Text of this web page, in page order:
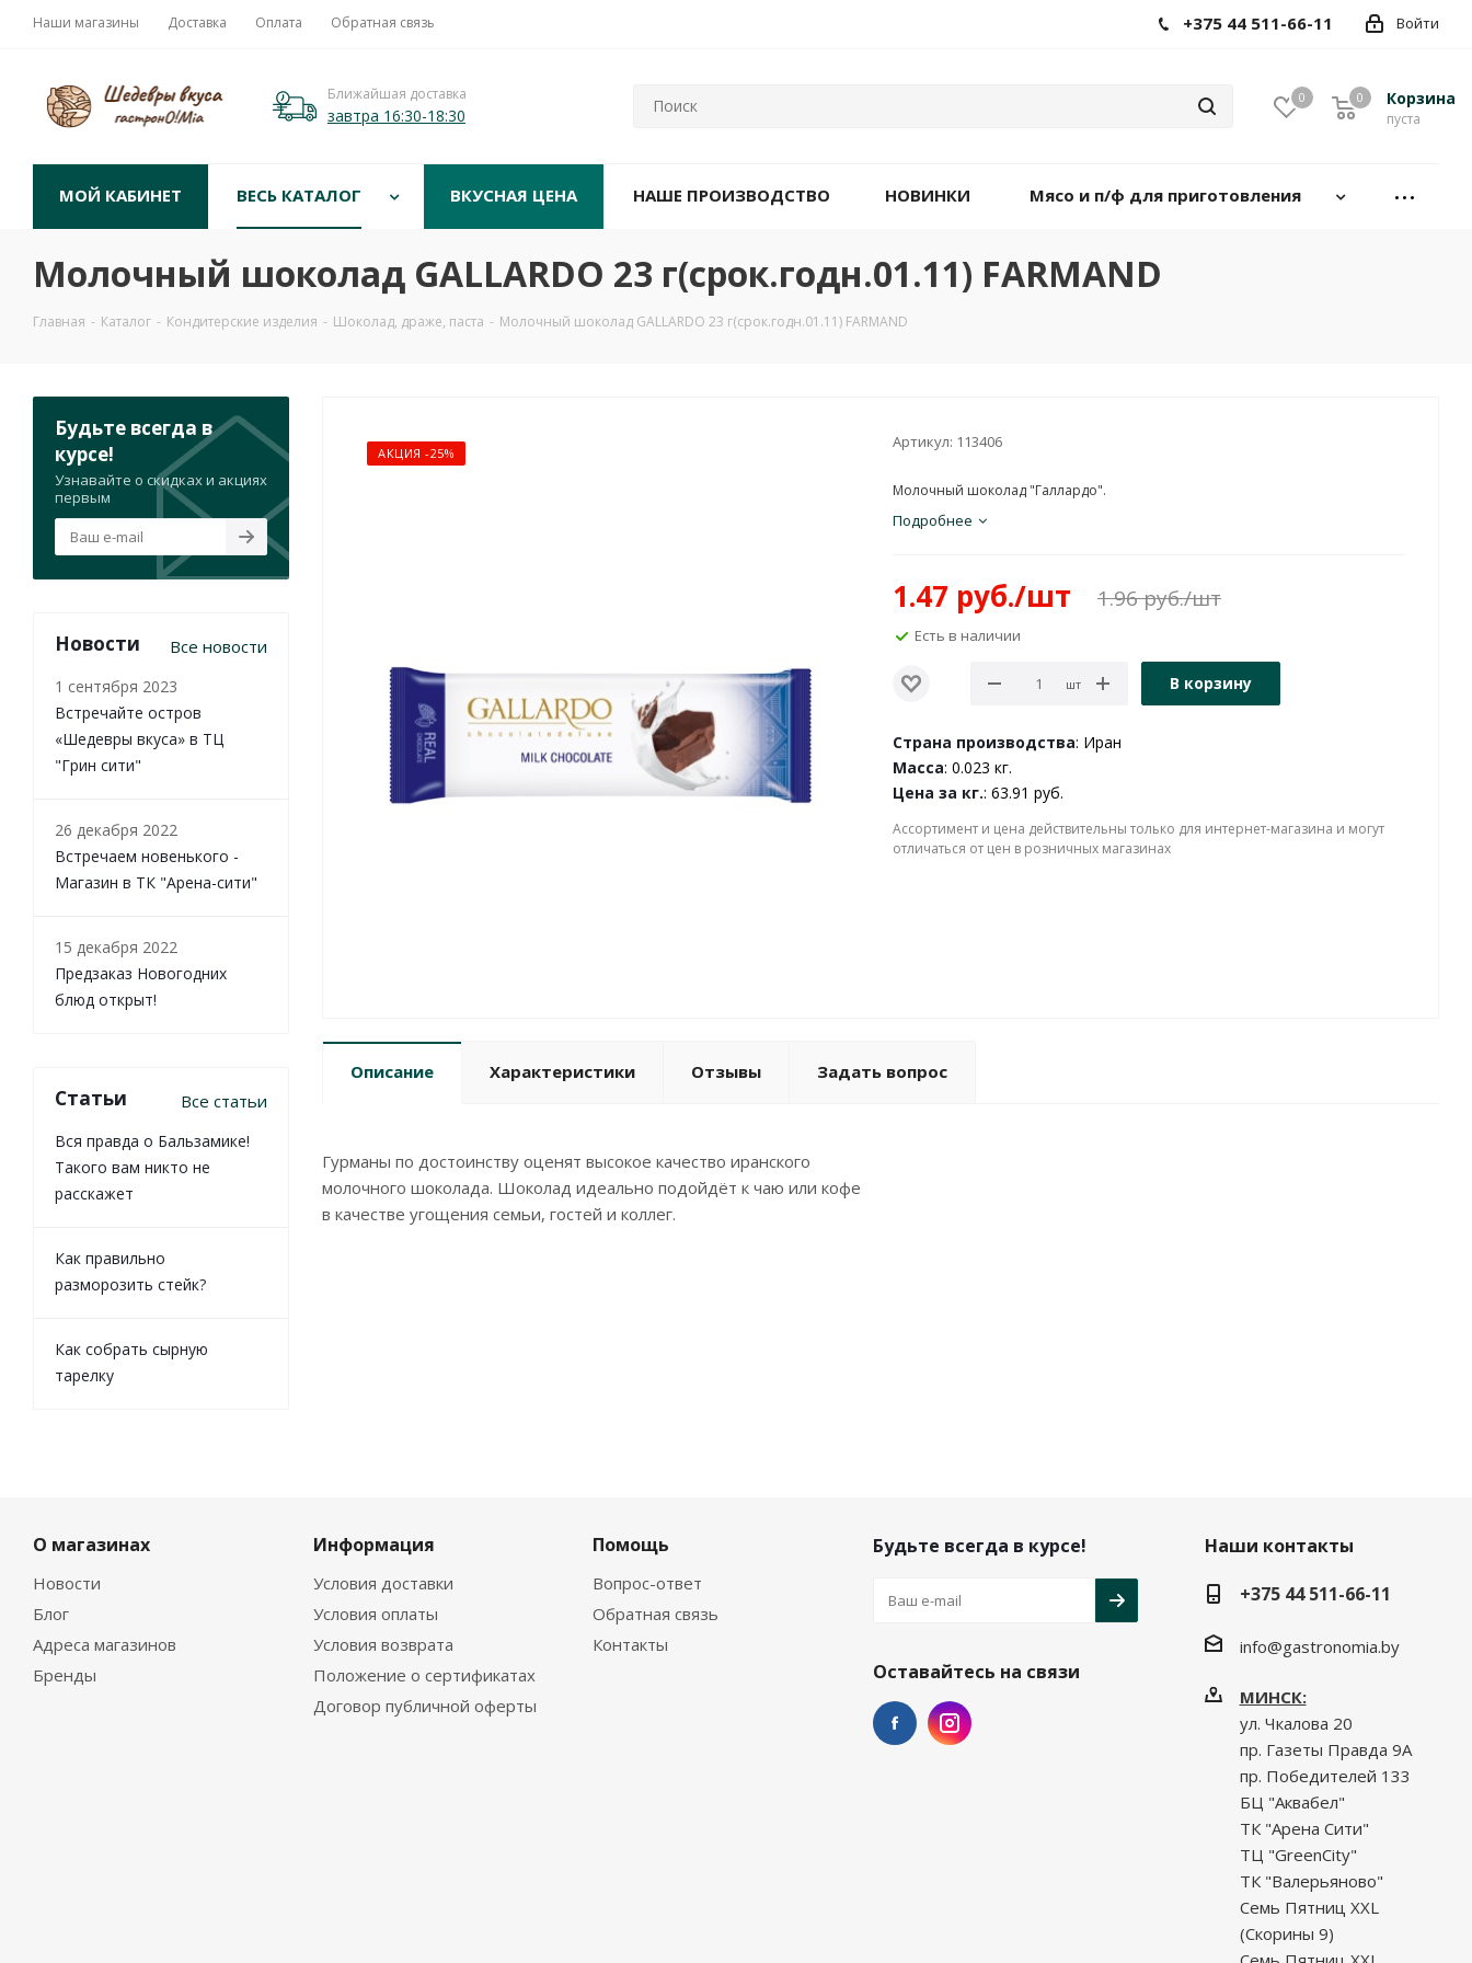
Наши магазины Доставка Оплата Обратная связь Войти
+375 44 511-66-11
Ближайшая доставка
завтра 16:30-18:30
0 Корзина
пуста
0
МОЙ КАБИНЕТ ВЕСЬ КАТАЛОГ ВКУСНАЯ ЦЕНА НАШЕ ПРОИЗВОДСТВО НОВИНКИ Мясо и п/ф для приготовления
Молочный шоколад GALLARDO 23 г(срок.годн.01.11) FARMAND
Главная - Каталог - Кондитерские изделия - Шоколад, драже, паста - Молочный шоколад GALLARDO 23 г(срок.годн.01.11) FARMAND
АКЦИЯ -25%
Артикул: 113406
Молочный шоколад "Галлардо".
Подробнее
1.47 руб./шт 1.96руб./шт
Есть в наличии
шт В корзину
Страна производства: Иран
Масса: 0.023 кг.
Цена за кг.: 63.91 руб.
Ассортимент и цена действительны только для интернет-магазина и могут
отличаться от цен в розничных магазинах
Описание Характеристики Отзывы Задать вопрос
Гурманы по достоинству оценят высокое качество иранского
молочного шоколада. Шоколад идеально подойдёт к чаю или кофе
в качестве угощения семьи, гостей и коллег.
Будьте всегда в
курсе!
Узнавайте о скидках и акциях
первым
Новости Все новости
1 сентября 2023
Встречайте остров
«Шедевры вкуса» в ТЦ
"Грин сити"
26 декабря 2022
Встречаем новенького -
Магазин в ТК "Арена-сити"
15 декабря 2022
Предзаказ Новогодних
блюд открыт!
Статьи Все статьи
Вся правда о Бальзамике!
Такого вам никто не
расскажет
Как правильно
разморозить стейк?
Как собрать сырную
тарелку
О магазинах
Новости
Блог
Адреса магазинов
Бренды
Информация
Условия доставки
Условия оплаты
Условия возврата
Положение о сертификатах
Договор публичной оферты
Помощь
Вопрос-ответ
Обратная связь
Контакты
Будьте всегда в курсе!
Оставайтесь на связи
Наши контакты
+375 44 511-66-11
info@gastronomia.by
МИНСК:
ул. Чкалова 20
пр. Газеты Правда 9А
пр. Победителей 133
БЦ "Аквабел"
ТК "Арена Сити"
ТЦ "GreenCity"
ТК "Валерьяново"
Семь Пятниц XXL
(Скорины 9)